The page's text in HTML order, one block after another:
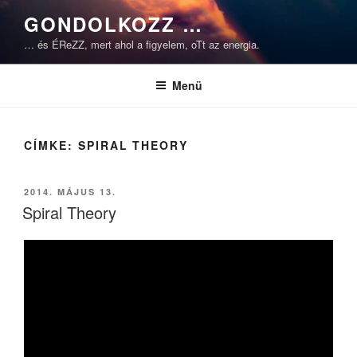
Tartalomhoz
GONDOLKOZZ …
… és ÉReZZ, mert ahol a figyelem, oTt az energia.
Menü
CÍMKE: SPIRAL THEORY
BEKÜLDVE:
2014. MÁJUS 13.
Spiral Theory